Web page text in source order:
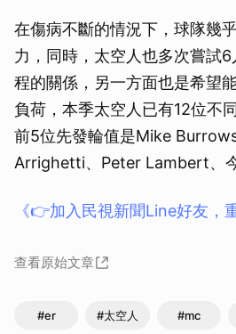
在傷病不斷的情況下，球隊幾
力，同時，太空人也多次嘗試
程的關係，另一方面也是希望
負荷，本季太空人已有12位不
前5位先發輪值是Mike
Arrighetti、Peter Lambert、
《👉加入民視新聞Line好友，
查看原始文章
#er #太空人 #mc